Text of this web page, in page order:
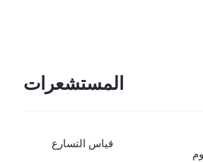
المستشعرات
قياس التسارع